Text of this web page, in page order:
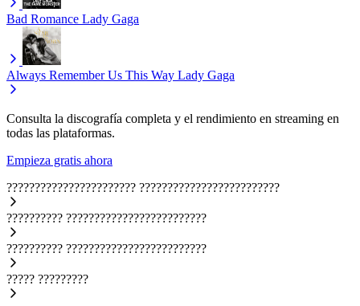
Bad Romance Lady Gaga
Always Remember Us This Way Lady Gaga
Consulta la discografía completa y el rendimiento en streaming en
todas las plataformas.
Empieza gratis ahora
??????????????????????? ?????????????????????????
?????????? ?????????????????????????
?????????? ?????????????????????????
????? ?????????